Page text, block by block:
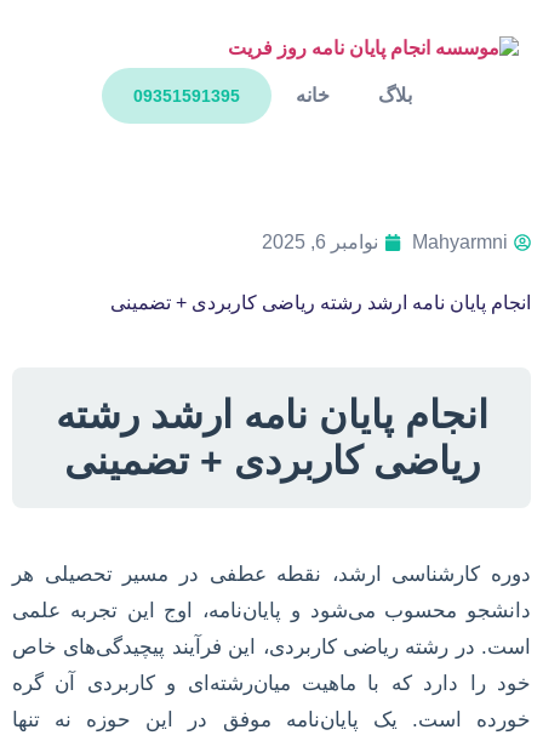
خانه بلاگ 09351591395
Mahyarmni نوامبر 6, 2025
انجام پایان نامه ارشد رشته ریاضی کاربردی + تضمینی
انجام پایان نامه ارشد رشته
ریاضی کاربردی + تضمینی
دوره کارشناسی ارشد، نقطه عطفی در مسیر تحصیلی هر
دانشجو محسوب می‌شود و پایان‌نامه، اوج این تجربه علمی
است. در رشته ریاضی کاربردی، این فرآیند پیچیدگی‌های خاص
خود را دارد که با ماهیت میان‌رشته‌ای و کاربردی آن گره
خورده است. یک پایان‌نامه موفق در این حوزه نه تنها